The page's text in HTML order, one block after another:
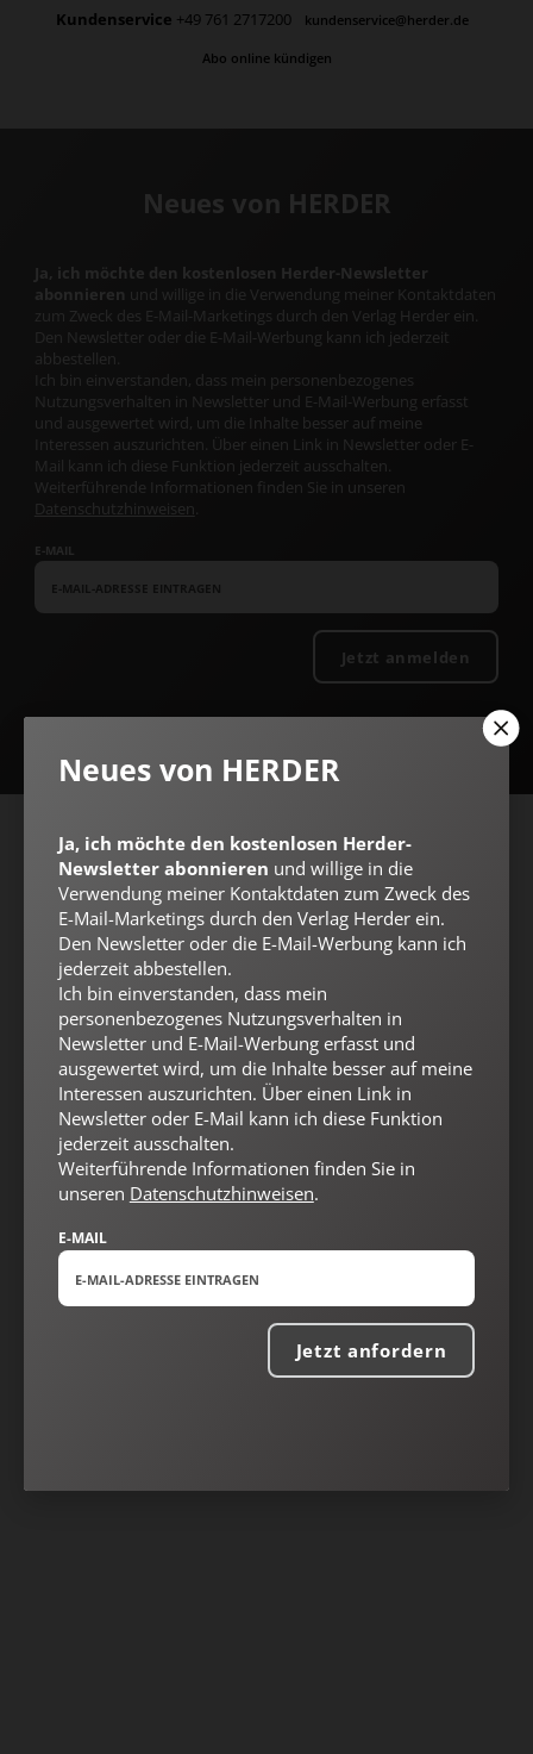
Kundenservice +49 761 2717200 kundenservice@herder.de
Abo online kündigen
Neues von HERDER
Ja, ich möchte den kostenlosen Herder-Newsletter
abonnieren und willige in die Verwendung meiner Kontaktdaten
zum Zweck des E-Mail-Marketings durch den Verlag Herder ein.
Den Newsletter oder die E-Mail-Werbung kann ich jederzeit
abbestellen.
Ich bin einverstanden, dass mein personenbezogenes
Nutzungsverhalten in Newsletter und E-Mail-Werbung erfasst
und ausgewertet wird, um die Inhalte besser auf meine
Interessen auszurichten. Über einen Link in Newsletter oder E-
Mail kann ich diese Funktion jederzeit ausschalten.
Weiterführende Informationen finden Sie in unseren
Datenschutzhinweisen
E-MAIL
Jetzt anmelden
AGB und Widerrufsbelehrung Datenschutz Barrierefreiheit
Impressum
Vertrag widerrufen
Nach oben
Neues von HERDER
Ja, ich möchte den kostenlosen Herder-
Newsletter abonnieren und willige in die
Verwendung meiner Kontaktdaten zum Zweck des
E-Mail-Marketings durch den Verlag Herder ein.
Den Newsletter oder die E-Mail-Werbung kann ich
jederzeit abbestellen.
Ich bin einverstanden, dass mein
personenbezogenes Nutzungsverhalten in
Newsletter und E-Mail-Werbung erfasst und
ausgewertet wird, um die Inhalte besser auf meine
Interessen auszurichten. Über einen Link in
Newsletter oder E-Mail kann ich diese Funktion
jederzeit ausschalten.
Weiterführende Informationen finden Sie in
unseren Datenschutzhinweisen.
E-MAIL
Jetzt anfordern